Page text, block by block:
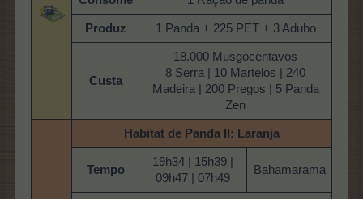
Produz 1 Panda + 225 PET + 3 Adubo
Custa
18.000 Musgocentavos
8 Serra | 10 Martelos | 240
Madeira | 200 Pregos | 5 Panda
Zen
Habitat de Panda II: Laranja
Tempo
19h34 | 15h39 |
09h47 | 07h49
Bahamarama